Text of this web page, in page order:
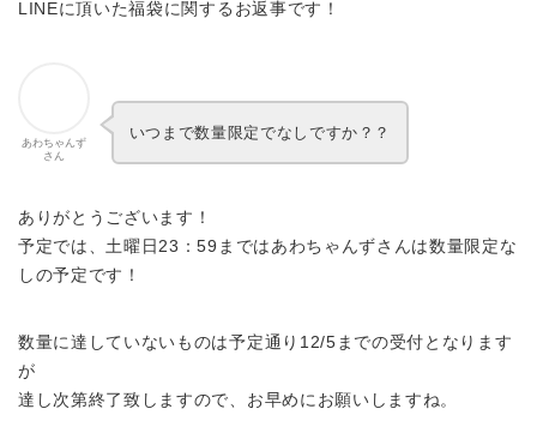
LINEに頂いた福袋に関するお返事です！
あわちゃんず
さん
いつまで数量限定でなしですか？？
ありがとうございます！
予定では、土曜日23：59まではあわちゃんずさんは数量限定な
しの予定です！
数量に達していないものは予定通り12/5までの受付となります
が
達し次第終了致しますので、お早めにお願いしますね。